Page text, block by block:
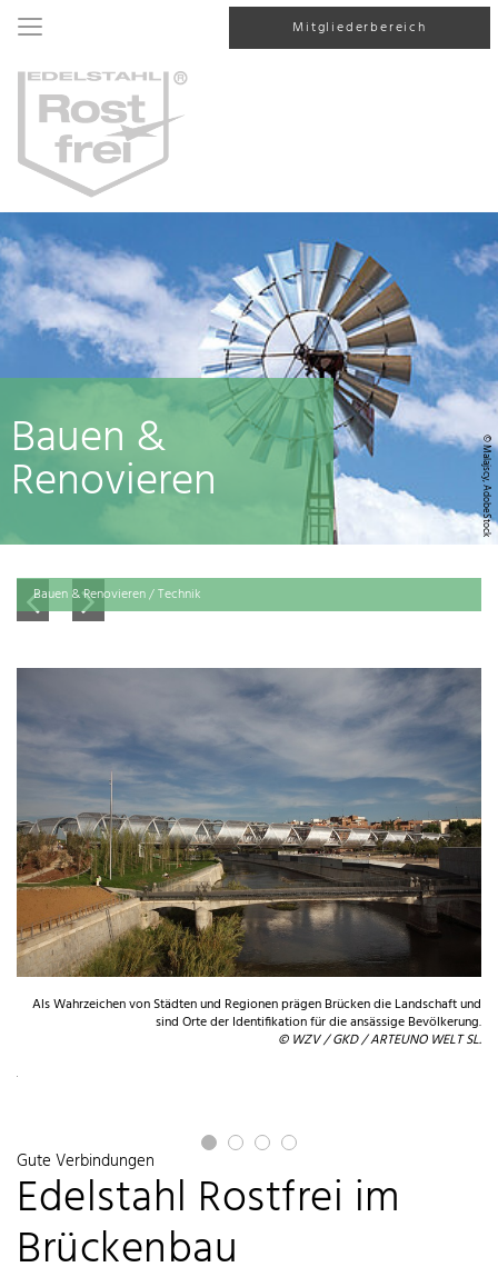
Mitgliederbereich
© Malajscy, AdobeStock
Bauen &
Renovieren
Bauen & Renovieren / Technik
Als Wahrzeichen von Städten und Regionen prägen Brücken die Landschaft und
sind Orte der Identifikation für die ansässige Bevölkerung.
© WZV / GKD / ARTEUNO WELT SL.
Gute Verbindungen
Edelstahl Rostfrei im
Brückenbau